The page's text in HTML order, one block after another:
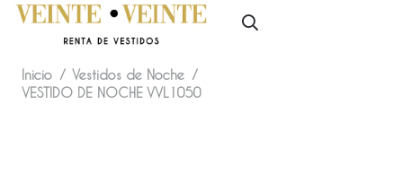
Inicio / Vestidos de Noche /
VESTIDO DE NOCHE VVL1050